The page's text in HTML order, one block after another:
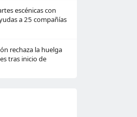
escénicas con
a 25 compañías
rechaza la huelga
tras inicio de